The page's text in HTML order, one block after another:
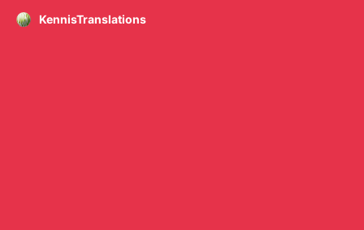
KennisTranslations